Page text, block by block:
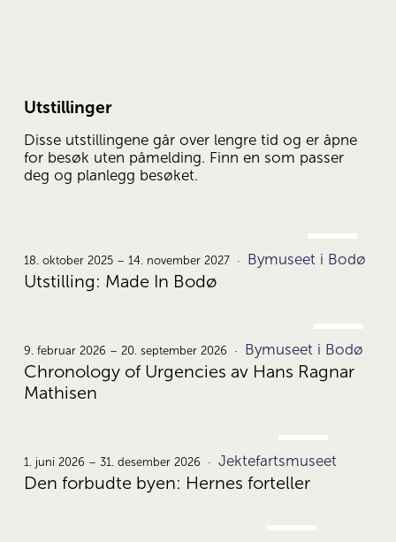
Utstillinger
Disse utstillingene går over lengre tid og er åpne
for besøk uten påmelding. Finn en som passer
deg og planlegg besøket.
18.
18. oktober 2025 – 14. november 2027 Bymuseet i Bodø
Utstilling: Made In Bodø
9.
9. februar 2026 – 20. september 2026 Bymuseet i Bodø
Chronology of Urgencies av Hans Ragnar
Mathisen
1.
1. juni 2026 – 31. desember 2026 Jektefartsmuseet
Den forbudte byen: Hernes forteller